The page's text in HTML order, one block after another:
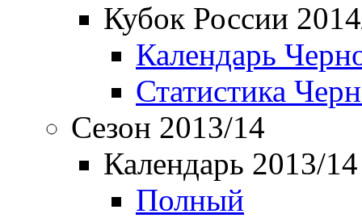
Кубок России
Календарь
Статистика
Сезон 2013/14
Календарь 2013/14
Полный